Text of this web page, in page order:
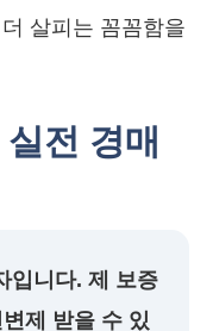
살피는 꼼꼼함을
전 경매
입니다. 제 보증
제 받을 수 있